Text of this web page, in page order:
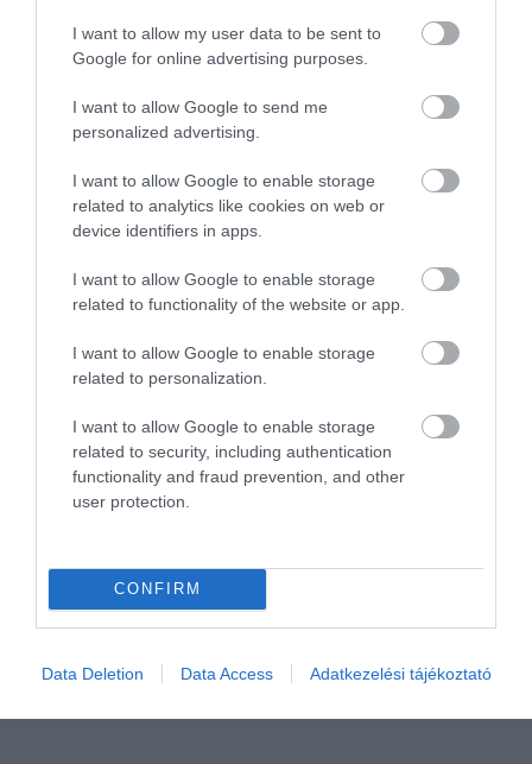
I want to allow my user data to be sent to
Google for online advertising purposes.
I want to allow Google to send me
personalized advertising.
I want to allow Google to enable storage
related to analytics like cookies on web or
device identifiers in apps.
I want to allow Google to enable storage
related to functionality of the website or app.
I want to allow Google to enable storage
related to personalization.
I want to allow Google to enable storage
related to security, including authentication
functionality and fraud prevention, and other
user protection.
CONFIRM
Data Deletion Data Access Adatkezelési tájékoztató
Értékelések
5.0
Összesen 2
5 2
4 0
3 0
2 0
1 0